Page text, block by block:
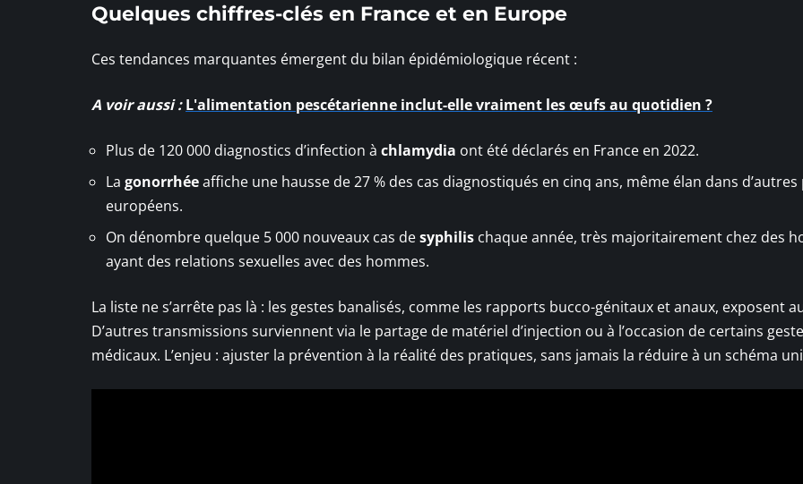
Quelques chiffres-clés en France et en Europe
Ces tendances marquantes émergent du bilan épidémiologique récent :
A voir aussi : L'alimentation pescétarienne inclut-elle vraiment les œufs au quotidien ?
Plus de 120 000 diagnostics d’infection à chlamydia ont été déclarés en France en 2022.
La gonorrhéeaffiche une hausse de 27 % des cas diagnostiqués en cinq ans, même élan dans d’autres
européens.
On dénombre quelque 5 000 nouveaux cas desyphilis chaque année, très majoritairement chez des
ayant des relations sexuelles avec des hommes.
La liste ne s’arrête pas là : les gestes banalisés, comme les rapports bucco-génitaux et anaux, exposent
D’autres transmissions surviennent via le partage de matériel d’injection ou à l’occasion de certains
médicaux. L’enjeu : ajuster la prévention à la réalité des pratiques, sans jamais la réduire à un schéma